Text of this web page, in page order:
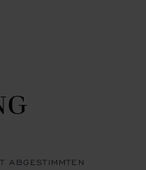
ABGESTIMMTEN